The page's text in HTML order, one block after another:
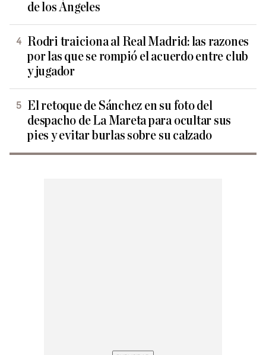
de los Ángeles
Rodri traiciona al Real Madrid: las razones
por las que se rompió el acuerdo entre club
y jugador
El retoque de Sánchez en su foto del
despacho de La Mareta para ocultar sus
pies y evitar burlas sobre su calzado